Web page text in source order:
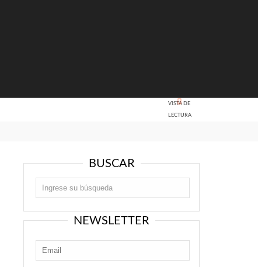
VISTA DE
LECTURA
BUSCAR
NEWSLETTER